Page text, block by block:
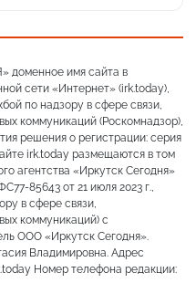
доменное имя сайта в
сети «Интернет» (irk.today),
по надзору в сфере связи,
коммуникаций (Роскомнадзор),
решения о регистрации: серия
irk.today размещаются в том
агентства «Иркутск Сегодня»
85643 от 21 июля 2023 г.,
в сфере связи,
коммуникаций) с
ООО «Иркутск Сегодня».
Владимировна. Адрес
Номер телефона редакции: